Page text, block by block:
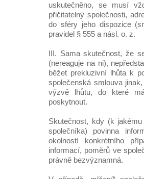
uskutečněno, se musí
přičitatelný společnosti,
do sféry jeho dispozice
pravidel § 555 a násl. o. z.
III. Sama skutečnost, že
(nereaguje na ni),
běžet prekluzivní lhůta k
společenská smlouva
výzvě lhůtu, do které
poskytnout.
Skutečnost, kdy (k
společníka) povinna
okolností konkrétního
informací, poměrů ve
právně bezvýznamná.